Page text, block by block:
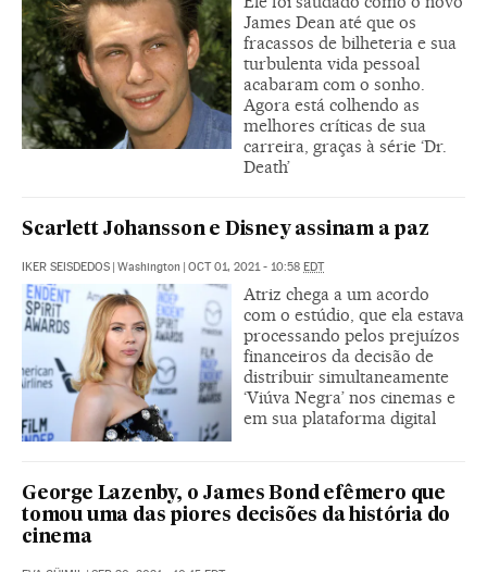
James Dean até que os
fracassos de bilheteria e sua
turbulenta vida pessoal
acabaram com o sonho.
Agora está colhendo as
melhores críticas de sua
carreira, graças à série ‘Dr.
Death’
Scarlett Johansson e Disney assinam a paz
IKER SEISDEDOS | Washington | OCT 01, 2021 - 10:58 EDT
Atriz chega a um acordo
com o estúdio, que ela estava
processando pelos prejuízos
financeiros da decisão de
distribuir simultaneamente
‘Viúva Negra’ nos cinemas e
em sua plataforma digital
George Lazenby, o James Bond efêmero que
tomou uma das piores decisões da história do
cinema